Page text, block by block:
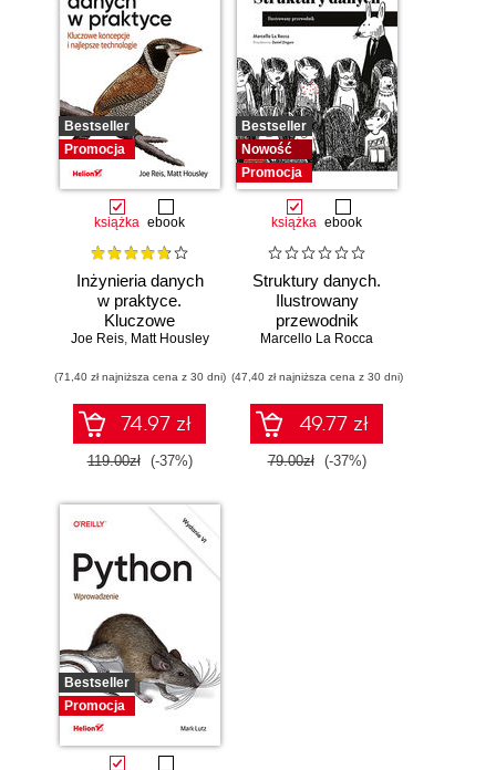
Bestseller
Promocja
książka ebook
Inżynieria danych
w praktyce.
Kluczowe
koncepcje i
technologie
Joe Reis, Matt Housley
(71,40 zł najniższa cena z 30 dni)
74.97 zł
119.00zł (-37%)
Bestseller
Nowość
Promocja
książka ebook
Struktury danych.
Ilustrowany
przewodnik
Marcello La Rocca
(47,40 zł najniższa cena z 30 dni)
49.77 zł
79.00zł (-37%)
Bestseller
Promocja